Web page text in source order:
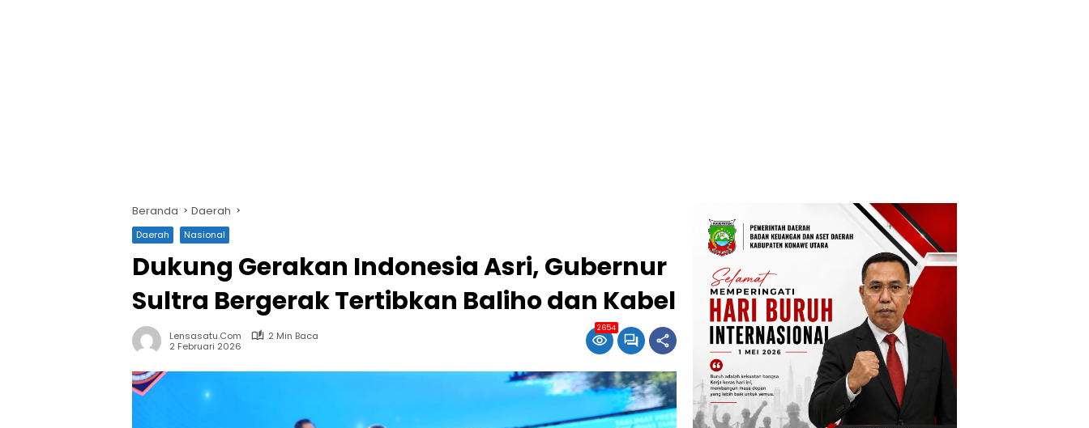
Beranda Daerah
Daerah Nasional
Dukung Gerakan Indonesia Asri, Gubernur
Sultra Bergerak Tertibkan Baliho dan Kabel
Lensasatu.com
2 Min Baca
2 Februari 2026
2654